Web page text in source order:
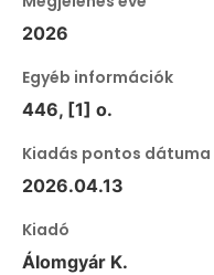
2026
Egyéb információk
446, [1] o.
Kiadás pontos dátuma
2026.04.13
Kiadó
Álomgyár K.